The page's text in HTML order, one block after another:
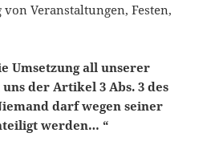
Veranstaltungen, Festen,
Umsetzung all unserer
der Artikel 3 Abs. 3 des
darf wegen seiner
werden… “